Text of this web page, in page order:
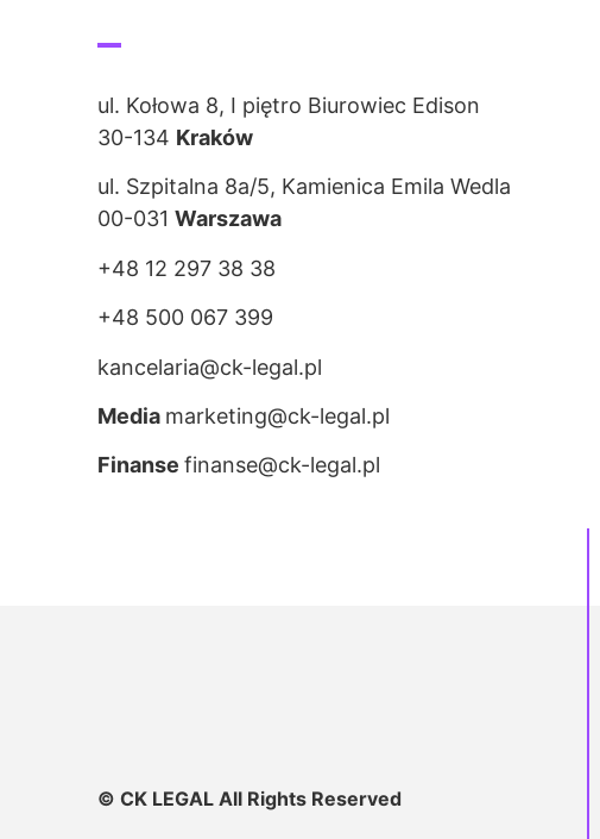
ul. Kołowa 8, I piętro Biurowiec Edison
30-134 Kraków
ul. Szpitalna 8a/5, Kamienica Emila Wedla
00-031 Warszawa
+48 12 297 38 38
+48 500 067 399
kancelaria@ck-legal.pl
Media marketing@ck-legal.pl
Finanse finanse@ck-legal.pl
© CK LEGAL All Rights Reserved